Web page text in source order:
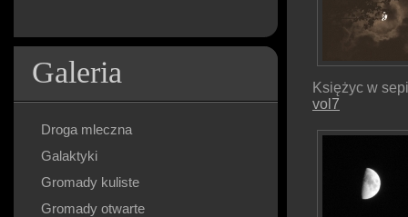
Galeria
Droga mleczna
Galaktyki
Gromady kuliste
Gromady otwarte
Księżyc w
vol7